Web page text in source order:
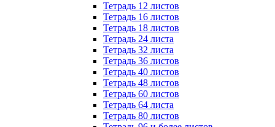
Тетрадь 12 листов
Тетрадь 16 листов
Тетрадь 18 листов
Тетрадь 24 листа
Тетрадь 32 листа
Тетрадь 36 листов
Тетрадь 40 листов
Тетрадь 48 листов
Тетрадь 60 листов
Тетрадь 64 листа
Тетрадь 80 листов